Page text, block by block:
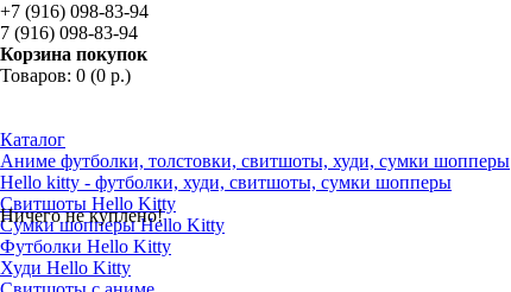
+7 (916) 098-83-94
7 (916) 098-83-94
Корзина покупок
Товаров: 0 (0 р.)
Ничего не куплено!
Каталог
Аниме футболки, толстовки, свитшоты, худи, сумки шопперы
Hello kitty - футболки, худи, свитшоты, сумки шопперы
Свитшоты Hello Kitty
Сумки шопперы Hello Kitty
Футболки Hello Kitty
Худи Hello Kitty